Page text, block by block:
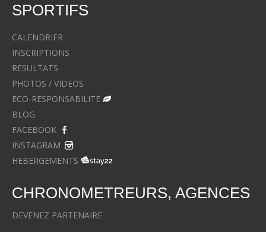
SPORTIFS
CALENDRIER
INSCRIPTIONS
RESULTATS
PHOTOS / VIDEOS
ECO-RESPONSABILITE
BLOG
FACEBOOK
INSTAGRAM
HEBERGEMENTS
CHRONOMETREURS, AGENCES
DEVENEZ PARTENAIRE